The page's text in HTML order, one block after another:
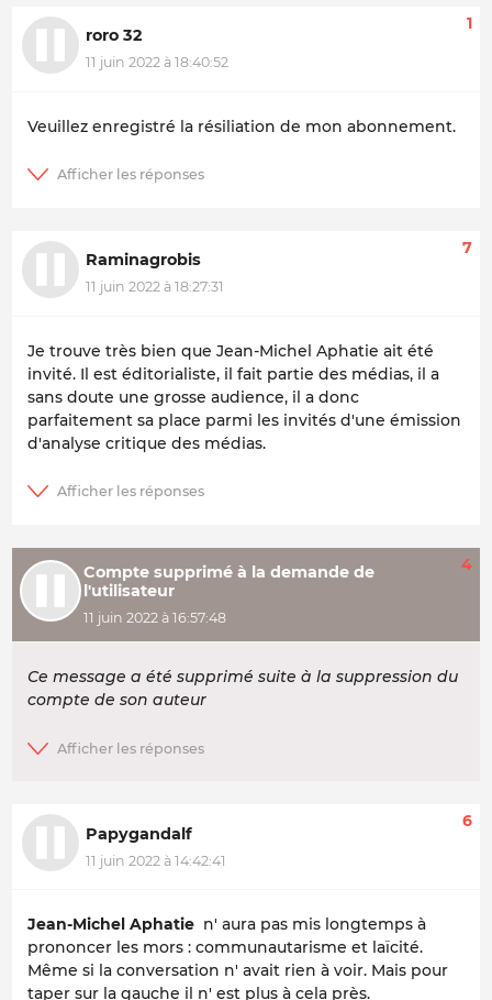
roro 32
11 juin 2022 à 18:40:52
1
Veuillez enregistré la résiliation de mon abonnement.
Raminagrobis
11 juin 2022 à 18:27:31
7
Je trouve très bien que Jean-Michel Aphatie ait été
invité. Il est éditorialiste, il fait partie des médias, il a
sans doute une grosse audience, il a donc
parfaitement sa place parmi les invités d'une émission
d'analyse critique des médias.
Compte supprimé à la demande de
l'utilisateur
11 juin 2022 à 16:57:48
4
Ce message a été supprimé suite à la suppression du
compte de son auteur
Papygandalf
11 juin 2022 à 14:42:41
6
Jean-Michel Aphatie n' aura pas mis longtemps à
prononcer les mors : communautarisme et laïcité.
Même si la conversation n' avait rien à voir. Mais pour
taper sur la gauche il n' est plus à cela près.